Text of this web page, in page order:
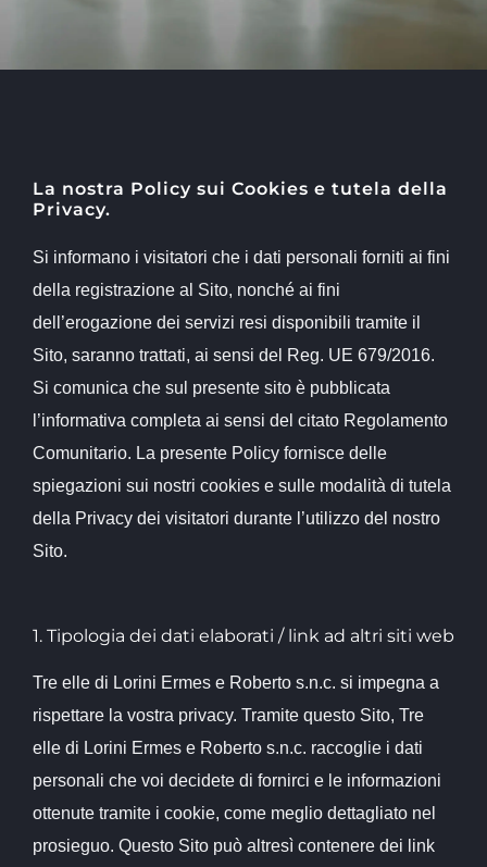
La nostra Policy sui Cookies e tutela della
Privacy.
Si informano i visitatori che i dati personali forniti ai fini
della registrazione al Sito, nonché ai fini
dell’erogazione dei servizi resi disponibili tramite il
Sito, saranno trattati, ai sensi del Reg. UE 679/2016.
Si comunica che sul presente sito è pubblicata
l’informativa completa ai sensi del citato Regolamento
Comunitario. La presente Policy fornisce delle
spiegazioni sui nostri cookies e sulle modalità di tutela
della Privacy dei visitatori durante l’utilizzo del nostro
Sito.
1. Tipologia dei dati elaborati / link ad altri siti web
Tre elle di Lorini Ermes e Roberto s.n.c. si impegna a
rispettare la vostra privacy. Tramite questo Sito, Tre
elle di Lorini Ermes e Roberto s.n.c. raccoglie i dati
personali che voi decidete di fornirci e le informazioni
ottenute tramite i cookie, come meglio dettagliato nel
prosieguo. Questo Sito può altresì contenere dei link